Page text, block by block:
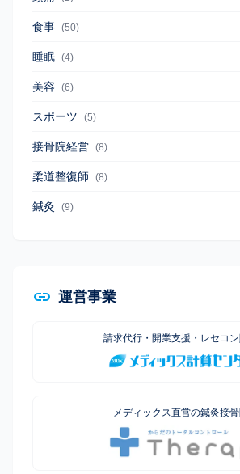
食事 (50)
睡眠 (4)
美容 (6)
スポーツ (5)
接骨院経営 (8)
柔道整復師 (8)
鍼灸 (9)
運営事業
請求代行・開業支援・レセコ
メディックス直営の鍼灸接